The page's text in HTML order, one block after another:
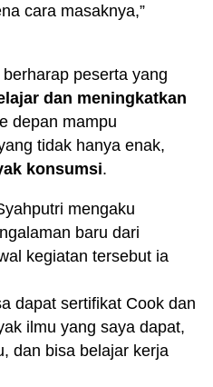
cara masaknya,”
peserta yang
dan meningkatkan
depan mampu
tidak hanya enak,
konsumsi.
mengaku
baru dari
kegiatan tersebut ia
dapat sertifikat Cook dan
ilmu yang saya dapat,
dan bisa belajar kerja